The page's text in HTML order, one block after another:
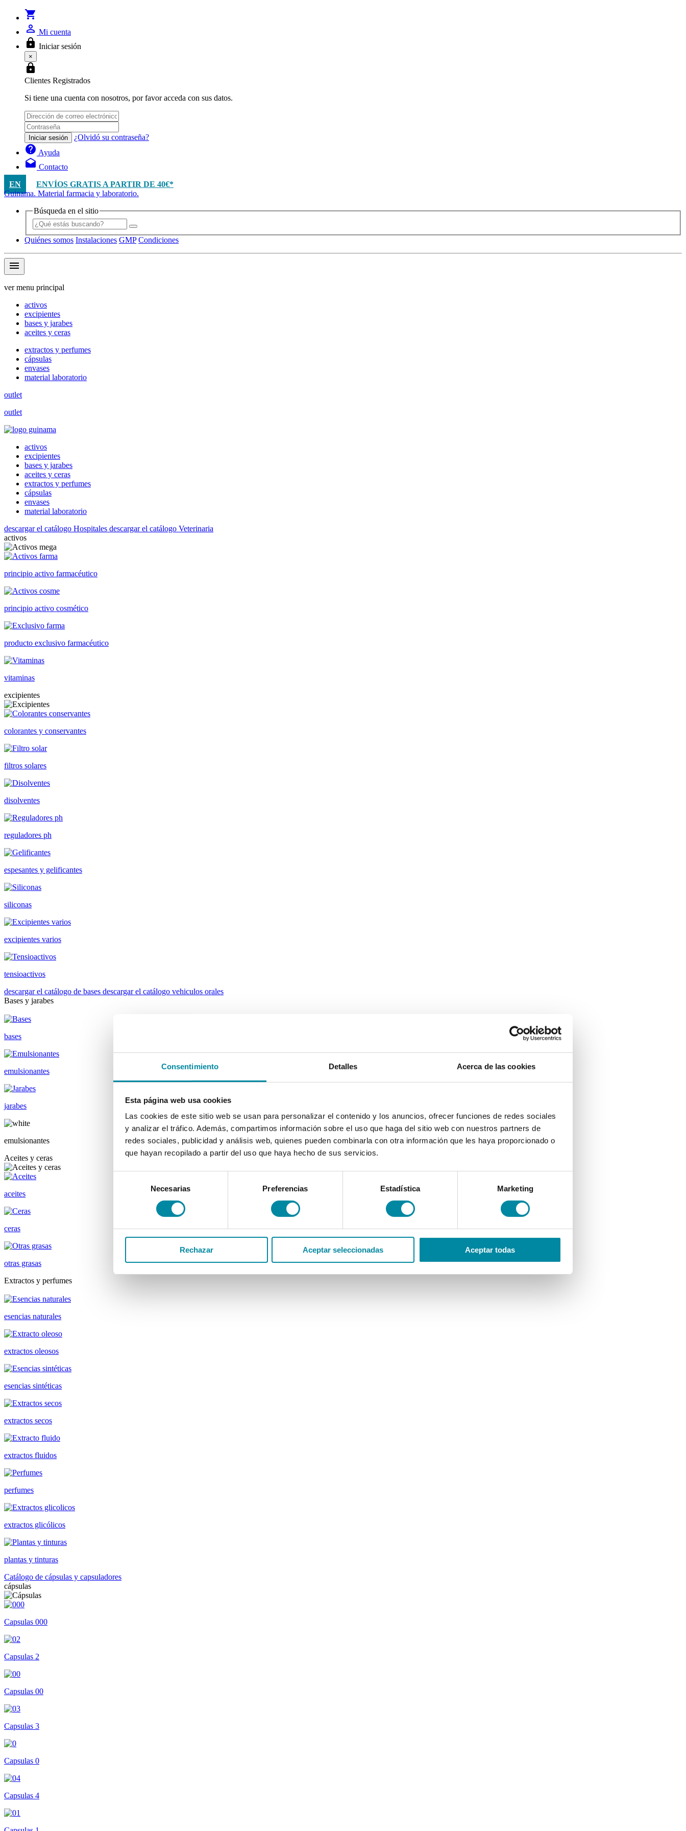
Consentimiento Detalles Acerca de las cookies
Esta página web usa cookies
Las cookies de este sitio web se usan para personalizar el contenido y los anuncios, ofrecer funciones de redes sociales
y analizar el tráfico. Además, compartimos información sobre el uso que haga del sitio web con nuestros partners de
redes sociales, publicidad y análisis web, quienes pueden combinarla con otra información que les haya proporcionado o
que hayan recopilado a partir del uso que haya hecho de sus servicios.
consentimiento
Necesarias Preferencias Estadística Marketing
Rechazar Aceptar seleccionadas Aceptar todas
shopping_cart
person_outline Mi cuenta
lock Iniciar sesión
×
lock
Clientes Registrados
Si tiene una cuenta con nosotros, por favor acceda con sus datos.
Iniciar sesión ¿Olvidó su contraseña?
help Ayuda
drafts Contacto
EN
ENVÍOS GRATIS A PARTIR DE 40€*
Guinama. Material farmacia y laboratorio.
Búsqueda en el sitio
Quiénes somos Instalaciones GMP Condiciones
menu
ver menu principal
activos
excipientes
bases y jarabes
aceites y ceras
extractos y perfumes
cápsulas
envases
material laboratorio
outlet
outlet
activos
excipientes
bases y jarabes
aceites y ceras
extractos y perfumes
cápsulas
envases
material laboratorio
descargar el catálogo Hospitales descargar el catálogo Veterinaria
activos
principio activo farmacéutico
principio activo cosmético
producto exclusivo farmacéutico
vitaminas
excipientes
colorantes y conservantes
filtros solares
disolventes
reguladores ph
espesantes y gelificantes
siliconas
excipientes varios
tensioactivos
descargar el catálogo de bases descargar el catálogo vehiculos orales
Bases y jarabes
bases
emulsionantes
jarabes
emulsionantes
Aceites y ceras
aceites
ceras
otras grasas
Extractos y perfumes
esencias naturales
extractos oleosos
esencias sintéticas
extractos secos
extractos fluidos
perfumes
extractos glicólicos
plantas y tinturas
Catálogo de cápsulas y capsuladores
cápsulas
Capsulas 000
Capsulas 2
Capsulas 00
Capsulas 3
Capsulas 0
Capsulas 4